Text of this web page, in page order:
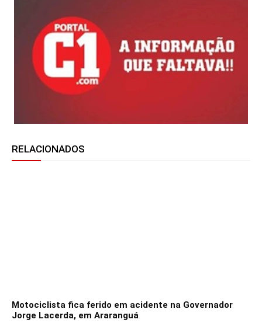
RELACIONADOS
Motociclista fica ferido em acidente na Governador
Jorge Lacerda, em Araranguá